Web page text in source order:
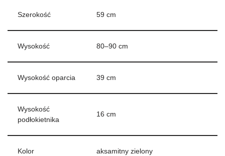
Szerokość 59 cm
Wysokość 80–90 cm
Wysokość oparcia 39 cm
Wysokość
podłokietnika
16 cm
Kolor aksamitny zielony